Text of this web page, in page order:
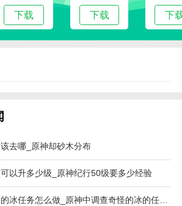
下载 下载 下
去哪_原神却砂木分布
以升多少级_原神纪行50级要多少经验
原神调查奇怪的冰任务怎么做_原神中调查奇怪的冰的任务怎么做